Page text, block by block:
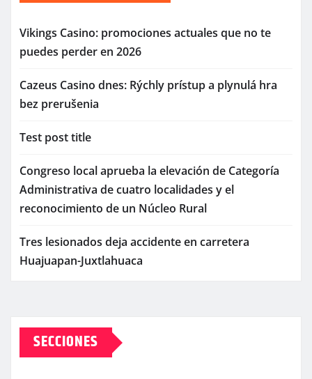
Vikings Casino: promociones actuales que no te
puedes perder en 2026
Cazeus Casino dnes: Rýchly prístup a plynulá hra
bez prerušenia
Test post title
Congreso local aprueba la elevación de Categoría
Administrativa de cuatro localidades y el
reconocimiento de un Núcleo Rural
Tres lesionados deja accidente en carretera
Huajuapan-Juxtlahuaca
SECCIONES